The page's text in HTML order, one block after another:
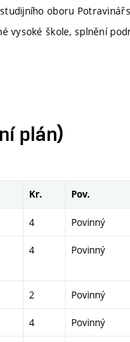
oboru
vysoké škole, splnění
plán)
Kr. Pov.
4 Povinný
4 Povinný
2 Povinný
4 Povinný